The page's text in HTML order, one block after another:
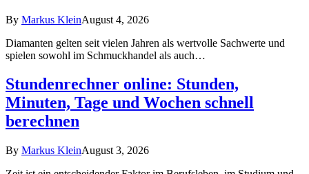
By Markus KleinAugust 4, 2026
Diamanten gelten seit vielen Jahren als wertvolle Sachwerte und
spielen sowohl im Schmuckhandel als auch…
Stundenrechner online: Stunden,
Minuten, Tage und Wochen schnell
berechnen
By Markus KleinAugust 3, 2026